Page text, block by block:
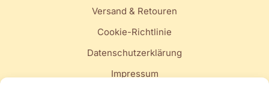
Versand & Retouren
Cookie-Richtlinie
Datenschutzerklärung
Impressum